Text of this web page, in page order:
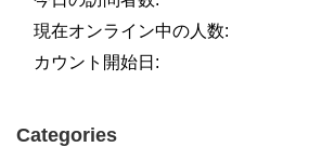
現在オンライン中の人数:
カウント開始日:
Categories